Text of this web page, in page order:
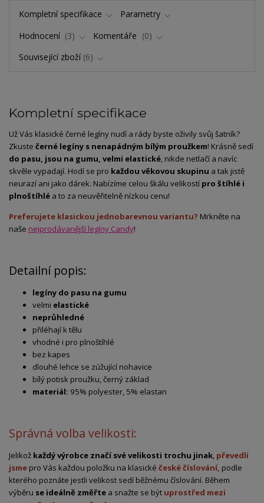
Kompletní specifikace
Parametry
Hodnocení
3 Komentáře
0
Související zboží 6
Kompletní specifikace
Už Vás klasické černé legíny nudí a rády byste oživily svůj šatník?
Zkuste černé legíny s nenapádným bílým proužkem! Krásně sedí
do pasu, jsou na gumu, velmi elastické, nikde netlačí a navíc
skvěle vypadají. Hodí se pro každou věkovou skupinu a tak jistě
neurazí ani jako dárek. Nabízíme celou škálu velikostí pro štíhlé i
plnoštíhlé a to za neuvěřitelně nízkou cenu!
Preferujete klasickou jednobarevnou variantu? Mrkněte na
naše nejprodávanější legíny Candy!
Detailní popis:
legíny do pasu na gumu
velmi elastické
neprůhledné
přiléhají k tělu
vhodné i pro plnoštíhlé
bez kapes
dlouhé lehce se zúžující nohavice
bílý potisk proužku, černý základ
materiál: 95% polyester, 5% elastan
Správná volba velikosti:
Jelikož každý výrobce značí své velikosti trochu jinak, převedli
jsme pro Vás každou položku na klasické české číslování, podle
kterého poznáte jestli velikost sedí běžnému číslování. Během
výběru se ideálně změřte a snažte se být uprostřed mezi